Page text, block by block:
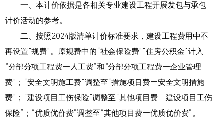
一、本计价依据是各相关专业建设工程开展发包与承包
计价活动的参考。
二、按照2024版清单计价标准要求，建设工程费用中不
再设置“规费”。原规费中的“社会保险费”“住房公积金”计入
“分部分项工程费—人工费”和“分部分项工程费—企业管理
费”；“安全文明施工费”调整至“措施项目费—安全文明措施
费”；“建设项目工伤保险”调整至“其他项目费—建设项目工伤
保险”；“优质优价费”调整至“其他项目费—优质优价费”。